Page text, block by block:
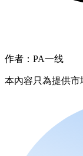
作者：PA一线
本內容只為提供市